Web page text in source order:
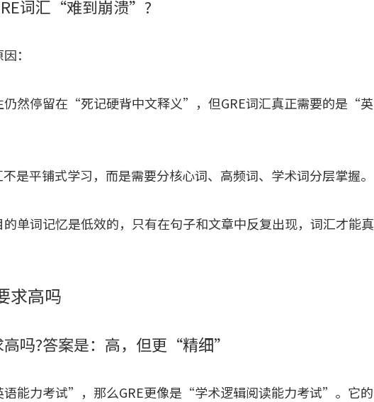
词汇“难到崩溃”?
：
然停留在“死记硬背中文释义”，但GRE词汇真正需要的是“英
是平铺式学习，而是需要分核心词、高频词、学术词分层掌握。
单词记忆是低效的，只有在句子和文章中反复出现，词汇才能真
求高吗
高吗?答案是：高，但更“精细”
能力考试”，那么GRE更像是“学术逻辑阅读能力考试”。它的